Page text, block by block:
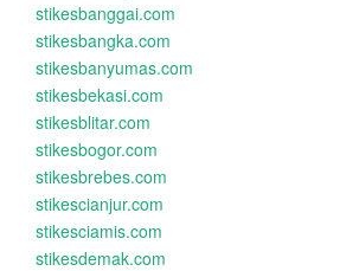
stikesbanggai.com
stikesbangka.com
stikesbanyumas.com
stikesbekasi.com
stikesblitar.com
stikesbogor.com
stikesbrebes.com
stikescianjur.com
stikesciamis.com
stikesdemak.com